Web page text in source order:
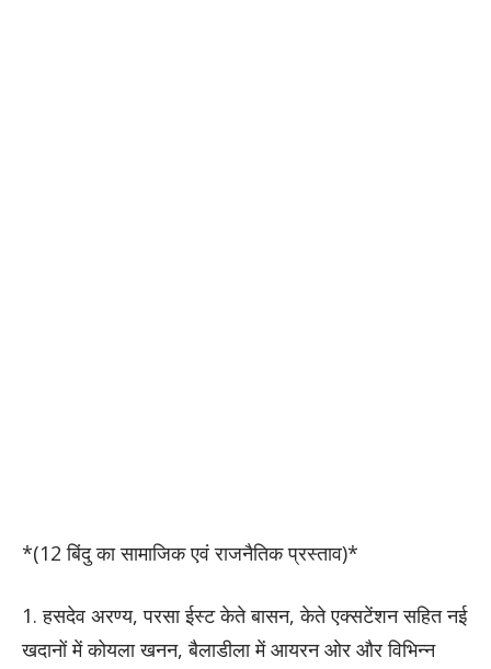
*(12 बिंदु का सामाजिक एवं राजनैतिक प्रस्ताव)*
1. हसदेव अरण्य, परसा ईस्ट केते बासन, केते एक्सटेंशन सहित नई
खदानों में कोयला खनन, बैलाडीला में आयरन ओर और विभिन्न